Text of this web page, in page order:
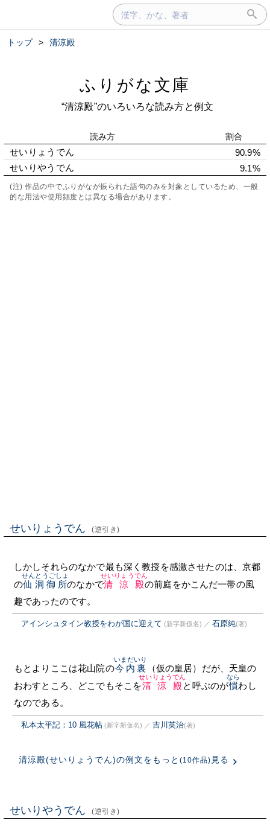
トップ > 清涼殿
ふりがな文庫
“清涼殿”のいろいろな読み方と例文
読み方 割合
せいりょうでん
90.9%
せいりやうでん
9.1%
(注) 作品の中でふりがなが振られた語句のみを対象としているため、一般
的な用法や使用頻度とは異なる場合があります。
せいりょうでん (逆引き)
しかしそれらのなかで最も深く教授を感激させたのは、京都
の仙洞御所
せんとうごしょ
のなかで清涼殿
せいりょうでん
の前庭をかこんだ一帯の風
趣であったのです。
アインシュタイン教授をわが国に迎えて (新字新仮名) ／ 石原純(著)
もとよりここは花山院の今内裏
いまだいり
（仮の皇居）だが、天皇の
おわすところ、どこでもそこを清涼殿
せいりょうでん
と呼ぶのが慣
なら
わし
なのである。
私本太平記：10 風花帖 (新字新仮名) ／ 吉川英治(著)
清涼殿(せいりょうでん)の例文をもっと (10作品) 見る
せいりやうでん (逆引き)